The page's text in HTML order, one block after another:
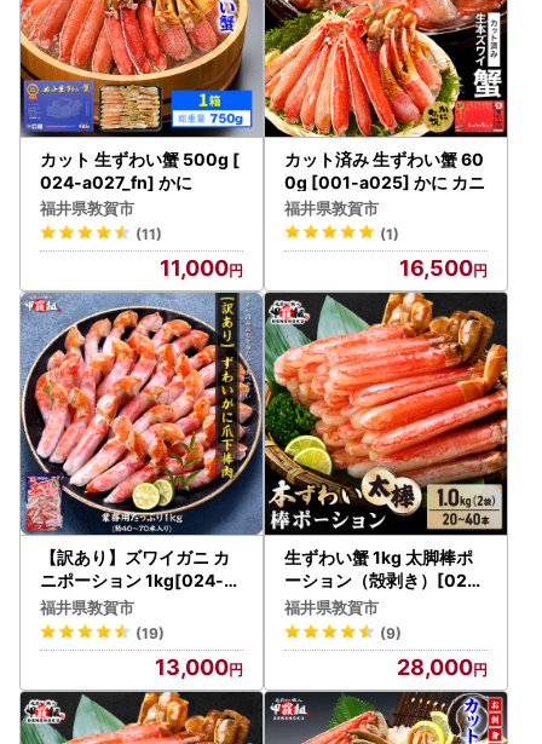
総務大臣から「ふるさと納税の対象となる地方団体」として
指定を受けました
福井県敦賀市は総務大臣の指定により、これまで通りふるさ
と納税の対象となりました。
引き続き敦賀市を応援していただきますよう、よろしくお願
い申し上げます。
指定対象期間：令和7年10月1日から令和8年9月30日
==========================================
==================
地震に伴うお礼品の配送遅延のお知らせ
いつも「敦賀市ふるさと納税返礼品」をご愛顧、ならびにご
覧いただきありがとうございます。
7月30日(水)にロシアのカムチャツカ半島付近で発生した地
震による津波警報の影響で、各種交通機関の欠航または遅延
が発生し、一部のお礼品のお届けに遅れが生じる場合がござ
います。
お届け希望日時をご指定いただいている場合にも、ご指定通
りの配送ができかねることもございます。
大変ご迷惑とご心配をおかけいたしますが、何卒ご理解とご
了承いただきますようお願い申しあげます。
==========================================
==================
令和7年度分の書類の発送について
カット 生ずわい蟹 500g [
024-a027_fn] かに
福井県敦賀市
(11)
11,000
カット済み 生ずわい蟹 60
0g [001-a025] かに カニ
福井県敦賀市
(1)
16,500
【訳あり】ズワイガニ カ
ニポーション 1kg[024-b
029_fn]かに
福井県敦賀市
(19)
13,000
生ずわい蟹 1kg 太脚棒ポ
ーション（殻剥き）[024-
c023_fn] かに
福井県敦賀市
(9)
28,000